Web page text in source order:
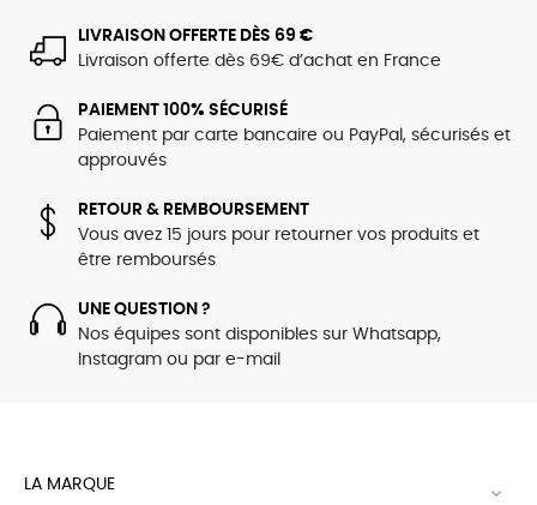
LIVRAISON OFFERTE DÈS 69 €
Livraison offerte dès 69€ d’achat en France
PAIEMENT 100% SÉCURISÉ
Paiement par carte bancaire ou PayPal, sécurisés et
approuvés
RETOUR & REMBOURSEMENT
Vous avez 15 jours pour retourner vos produits et
être remboursés
UNE QUESTION ?
Nos équipes sont disponibles sur Whatsapp,
Instagram ou par e-mail
LA MARQUE 